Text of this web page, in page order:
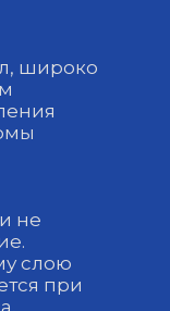
широко
не
слою
при